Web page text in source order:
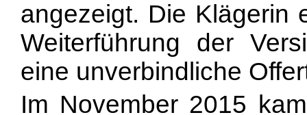
angezeigt. Die Klägerin
Weiterführung der
eine unverbindliche
Im November 2015